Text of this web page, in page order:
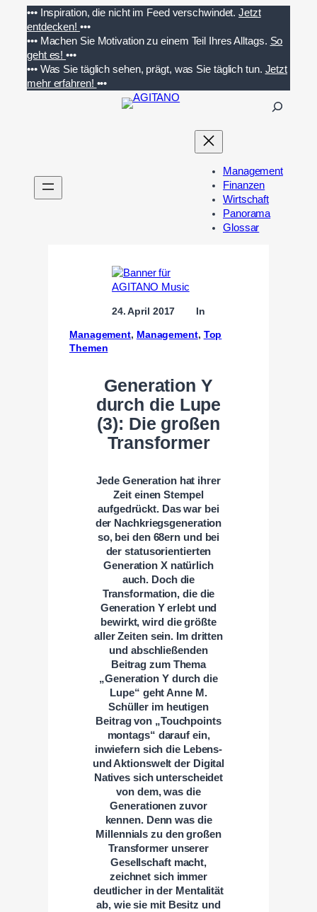
Inhalt
springen
••• Inspiration, die nicht im Feed verschwindet. Jetzt
entdecken! •••
••• Machen Sie Motivation zu einem Teil Ihres Alltags. So
geht es!•••
••• Was Sie täglich sehen, prägt, was Sie täglich tun. Jetzt
mehr erfahren! •••
n
Management
Finanzen
Wirtschaft
Panorama
Glossar
24. April 2017 In
Management, Management, Top
Themen
Generation Y
durch die Lupe
(3): Die großen
Transformer
Jede Generation hat ihrer
Zeit einen Stempel
aufgedrückt. Das war bei
der Nachkriegsgeneration
so, bei den 68ern und bei
der statusorientierten
Generation X natürlich
auch. Doch die
Transformation, die die
Generation Y erlebt und
bewirkt, wird die größte
aller Zeiten sein. Im dritten
und abschließenden
Beitrag zum Thema
„Generation Y durch die
Lupe“ geht Anne M.
Schüller im heutigen
Beitrag von „Touchpoints
montags“ darauf ein,
inwiefern sich die Lebens-
und Aktionswelt der Digital
Natives sich unterscheidet
von dem, was die
Generationen zuvor
kennen. Denn was die
Millennials zu den großen
Transformer unserer
Gesellschaft macht,
zeichnet sich immer
deutlicher in der Mentalität
ab, wie sie mit Besitz und